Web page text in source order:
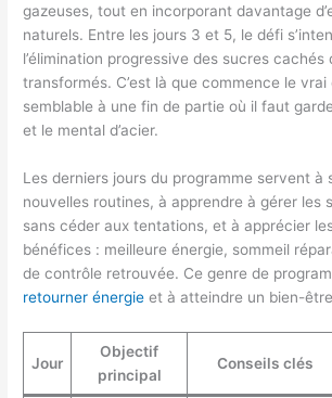
gazeuses, tout en incorporant davantage
naturels. Entre les jours 3 et 5, le défi
l’élimination progressive des sucres cachés
transformés. C’est là que commence le vrai
semblable à une fin de partie où il faut
et le mental d’acier.
Les derniers jours du programme servent à
nouvelles routines, à apprendre à gérer les
sans céder aux tentations, et à apprécier
bénéfices : meilleure énergie, sommeil
de contrôle retrouvée. Ce genre de
retourner énergie et à atteindre un bien-
Jour
Objectif
principal
Conseils clés